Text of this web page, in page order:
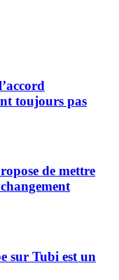
toujours pas
de mettre
sur Tubi est un